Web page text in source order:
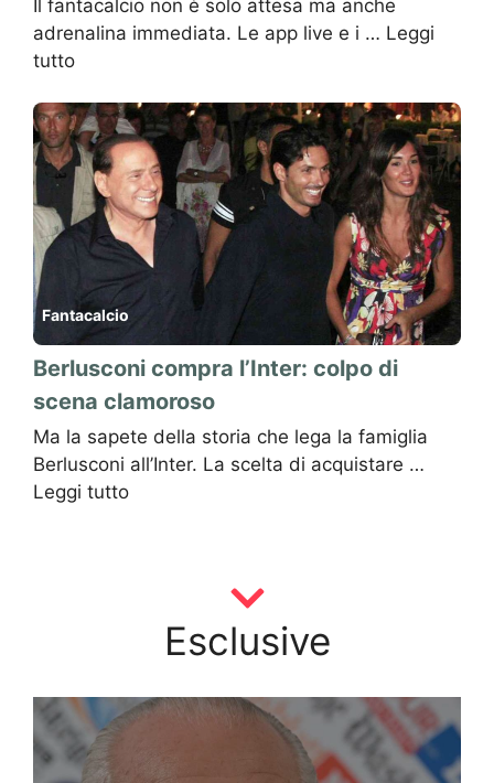
Il fantacalcio non è solo attesa ma anche
adrenalina immediata. Le app live e i … Leggi
tutto
Fantacalcio
Berlusconi compra l’Inter: colpo di
scena clamoroso
Ma la sapete della storia che lega la famiglia
Berlusconi all’Inter. La scelta di acquistare …
Leggi tutto
Esclusive